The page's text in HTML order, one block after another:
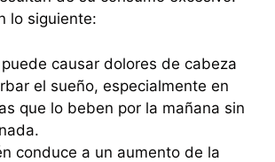
lo siguiente:
causar dolores de cabeza
el sueño, especialmente en
que lo beben por la mañana sin
conduce a un aumento de la